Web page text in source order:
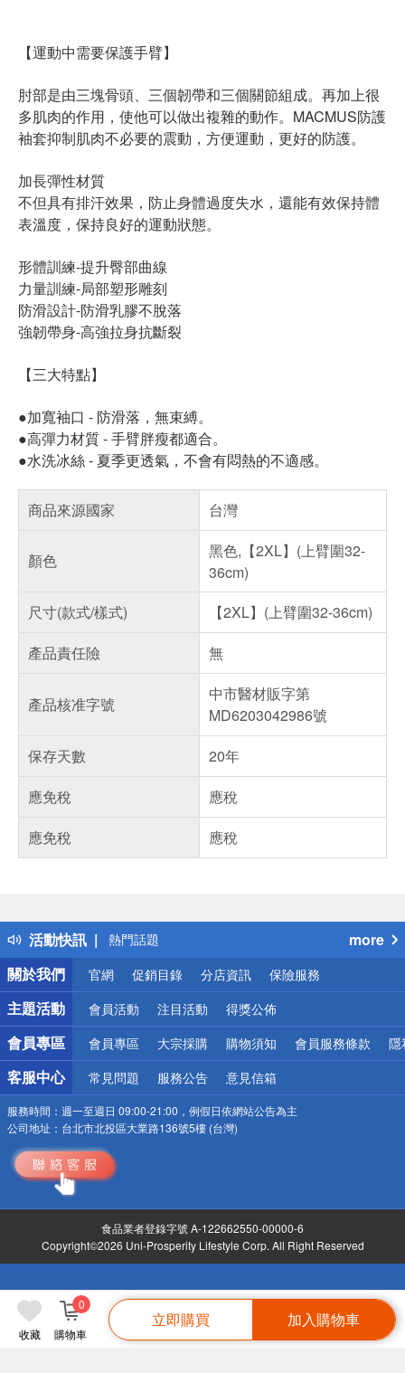
收藏 購物車
0
立即購買 加入購物車
【運動中需要保護手臂】
肘部是由三塊骨頭、三個韌帶和三個關節組成。再加上很
多肌肉的作用，使他可以做出複雜的動作。MACMUS防護
袖套抑制肌肉不必要的震動，方便運動，更好的防護。
加長彈性材質
不但具有排汗效果，防止身體過度失水，還能有效保持體
表溫度，保持良好的運動狀態。
形體訓練-提升臀部曲線
力量訓練-局部塑形雕刻
防滑設計-防滑乳膠不脫落
強韌帶身-高強拉身抗斷裂
【三大特點】
●加寬袖口 - 防滑落，無束縛。
●高彈力材質 - 手臂胖瘦都適合。
●水洗冰絲 - 夏季更透氣，不會有悶熱的不適感。
商品來源國家 台灣
顏色
黑色,【2XL】(上臂圍32-
36cm)
尺寸(款式/樣式)
【2XL】(上臂圍32-36cm)
產品責任險
無
產品核准字號
中市醫材販字第
MD6203042986號
保存天數
20年
應免稅
應稅
應免稅
應稅
活動快訊
得獎公告
熱門話題
銀行優惠
偏遠地區配送
詐騙網頁！請小心！
more
關於我們
官網 促銷目錄 分店資訊 保險服務
主題活動 會員活動 注目活動 得獎公佈
會員專區 會員專區 大宗採購 購物須知 會員服務條款 隱
客服中心 常見問題 服務公告 意見信箱
服務時間： 週一至週日 09:00-21:00，例假日依網站公告為主
公司地址： 台北市北投區大業路136號5樓 (台灣)
食品業者登錄字號 A-122662550-00000-6
Copyright©2026 Uni-Prosperity Lifestyle Corp. All Right Reserved